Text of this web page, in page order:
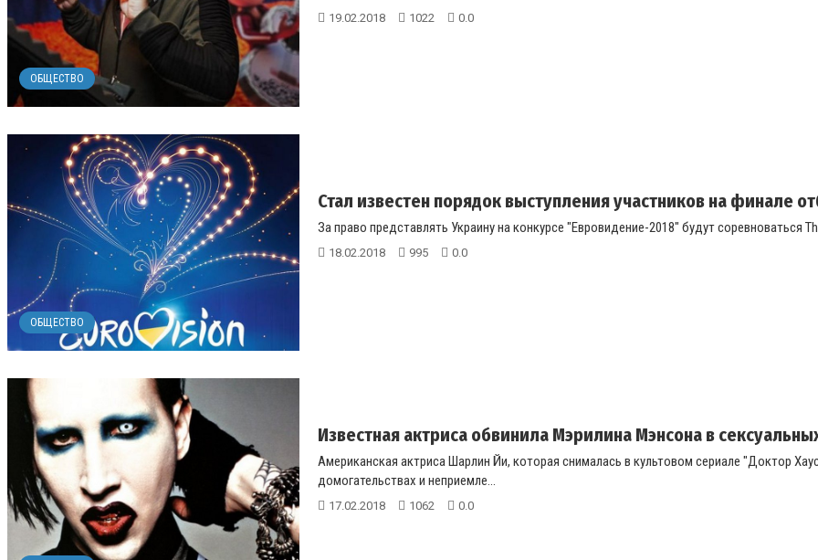
ОБЩЕСТВО
19.02.2018 1022 0.0
ОБЩЕСТВО
Стал известен порядок выступления участников на финале
За право представлять Украину на конкурсе "Евровидение-2018" будут соревноваться
18.02.2018 995 0.0
Известная актриса обвинила Мэрилина Мэнсона в
Американская актриса Шарлин Йи, которая снималась в культовом сериале "Доктор
домогательствах и неприемле...
17.02.2018 1062 0.0